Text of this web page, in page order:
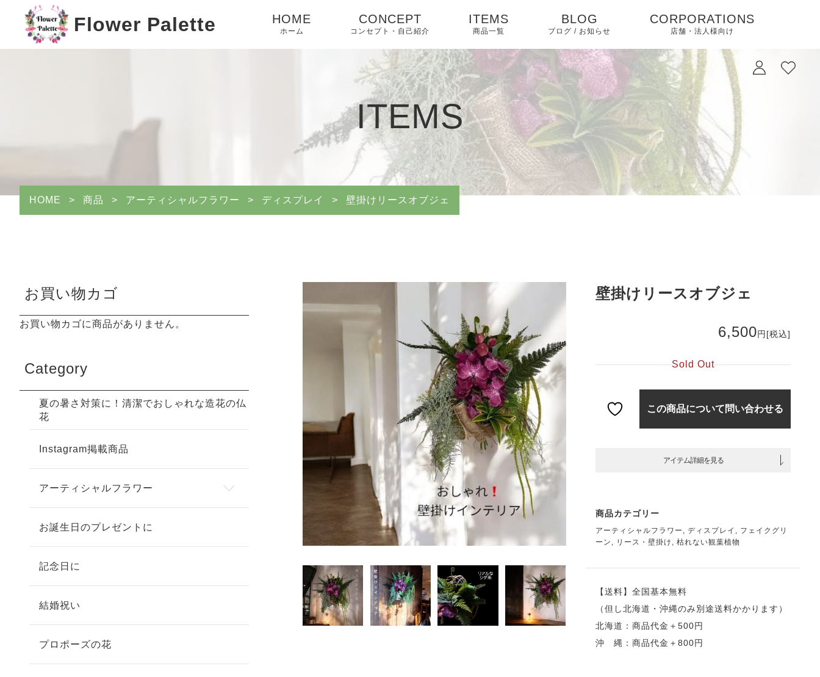
Flower Palette HOME
ホーム
CONCEPT
コンセプト・自己紹介
ITEMS
商品一覧
BLOG
ブログ / お知らせ
CORPORATIONS
店舗・法人様向け
ITEMS
HOME > 商品 > アーティシャルフラワー > ディスプレイ > 壁掛けリースオブジェ
壁掛けリースオブジェ
6,500円 [税込]
Sold Out
この商品について問い合わせる
アイテム詳細を見る
商品カテゴリー
アーティシャルフラワー , ディスプレイ , フェイクグリ
ーン , リース・壁掛け , 枯れない観葉植物
【送料】全国基本無料
（但し北海道・沖縄のみ別途送料かかります）
北海道：商品代金＋500円
沖 縄：商品代金＋800円
お買い物カゴ
お買い物カゴに商品がありません。
Category
夏の暑さ対策に！清潔でおしゃれな造花の仏
花
Instagram掲載商品
アーティシャルフラワー
お誕生日のプレゼントに
記念日に
結婚祝い
プロポーズの花